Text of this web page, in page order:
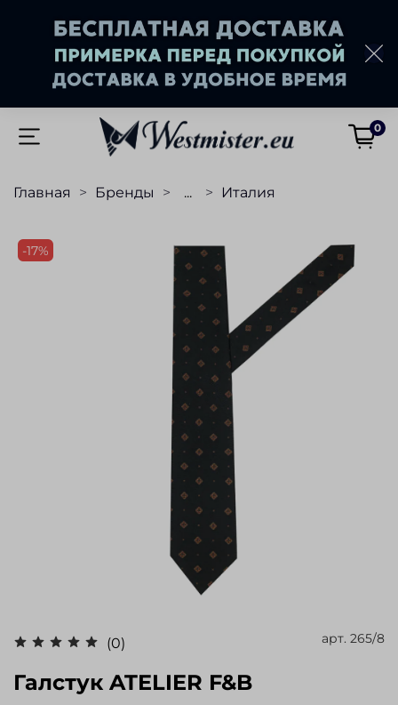
0
Главная Бренды ... Италия
-17%
(0) арт. 265/8
Галстук ATELIER F&B